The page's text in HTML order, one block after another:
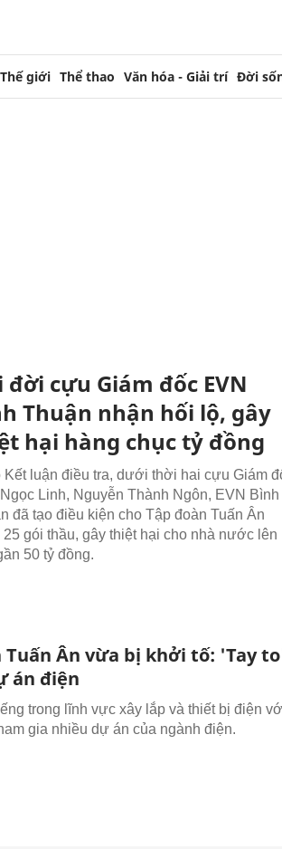
Thế giới Thể thao Văn hóa - Giải trí Đời
đời cựu Giám đốc EVN
Thuận nhận hối lộ, gây
hại hàng chục tỷ đồng
Kết luận điều tra, dưới thời hai cựu Giám
Linh, Nguyễn Thành Ngôn, EVN Bình
đã tạo điều kiện cho Tập đoàn Tuấn Ân
25 gói thầu, gây thiệt hại cho nhà nước lên
50 tỷ đồng.
Tuấn Ân vừa bị khởi tố: 'Tay
án điện
trong lĩnh vực xây lắp và thiết bị điện
gia nhiều dự án của ngành điện.